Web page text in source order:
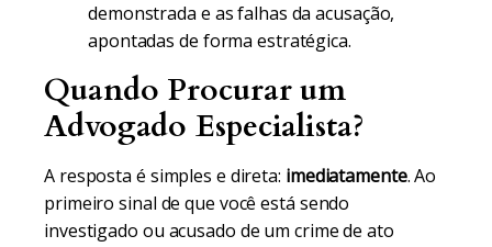
demonstrada e as falhas da acusação,
apontadas de forma estratégica.
Quando Procurar um
Advogado Especialista?
A resposta é simples e direta: imediatamente. Ao
primeiro sinal de que você está sendo
investigado ou acusado de um crime de ato